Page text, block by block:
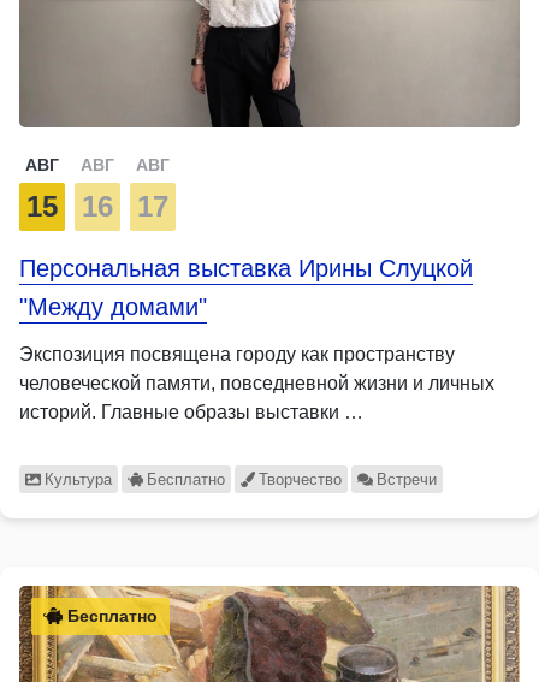
АВГ
15
АВГ
16
АВГ
17
Персональная выставка Ирины Слуцкой
"Между домами"
Экспозиция посвящена городу как пространству
человеческой памяти, повседневной жизни и личных
историй. Главные образы выставки …
Культура Бесплатно Творчество Встречи
Бесплатно